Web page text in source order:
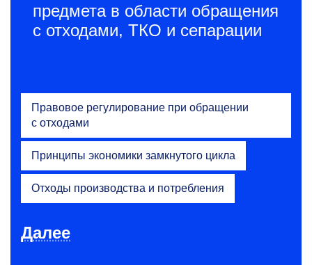
предмета в области обращения
с отходами, ТКО и сепарации
Правовое регулирование при обращении
с отходами
Принципы экономики замкнутого цикла
Отходы производства и потребления
Далее